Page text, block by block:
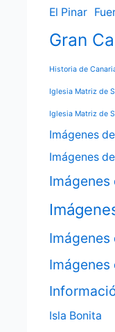
El Pinar
Gran
Historia de
Iglesia Matriz de
Iglesia Matriz de
Imágenes
Imágenes
Imágenes
Imágenes
Isla Bonita